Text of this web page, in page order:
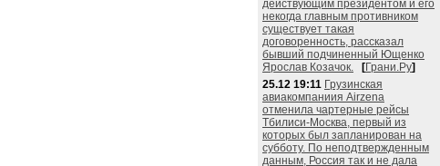
действующим президентом и его
некогда главным противником
существует такая
договоренность, рассказал
бывший подчиненный Ющенко
Ярослав Козачок.
[Грани.Ру]
25.12 19:11 Грузинская
авиакомпаниия Airzena
отменила чартерные рейсы
Тбилиси-Москва, первый из
которых был запланирован на
субботу. По неподтвержденным
данным, Россия так и не дала